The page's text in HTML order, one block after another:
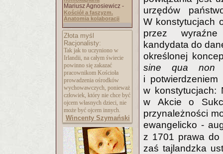
Mariusz Agnosiewicz -
Kościół a faszyzm.
Anatomia kolaboracji
Złota myśl
Racjonalisty:
Tak jak to uczyniono w
Irlandii, na całym świecie
powinno się zakazać
pracownikom Kościoła
prowadzenia ośrodków
wychowawczych, ponieważ
człowiek, który nie chce być
ojcem własnych dzieci, nie
może być ojcem innych.
Wincenty Szymański
urzędów
W konstytucjach
przez wyraźne
kandydata do
określonej
sine qua non
i
w
w Akcie o
przynależności
ewangelicko -
z 1701 prawa do
zaś tajlandzka